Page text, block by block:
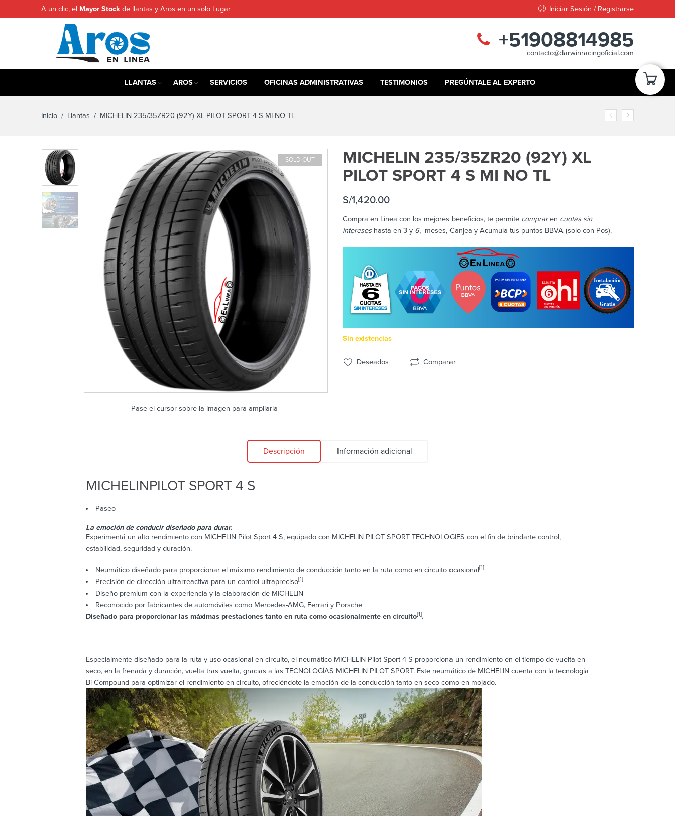
A un clic, el Mayor Stock de llantas y Aros en un solo Lugar Iniciar Sesión / Registrarse
+51908814985
contacto@darwinracingoficial.com
LLANTAS AROS SERVICIOS OFICINAS ADMINISTRATIVAS TESTIMONIOS PREGÚNTALE AL EXPERTO
Inicio / Llantas / MICHELIN 235/35ZR20 (92Y) XL PILOT SPORT 4 S MI NO TL
SOLD OUT
Pase el cursor sobre la imagen para ampliarla
MICHELIN 235/35ZR20 (92Y) XL
PILOT SPORT 4 S MI NO TL
S/1,420.00
Compra en Linea con los mejores beneficios, te permite compraren cuotas sin
intereseshasta en 3 y 6, meses, Canjea y Acumula tus puntos BBVA (solo con Pos).
Sin existencias
Deseados Comparar
Descripción Información adicional
MICHELINPILOT SPORT 4 S
Paseo
La emoción de conducir diseñado para durar.
Experimentá un alto rendimiento con MICHELIN Pilot Sport 4 S, equipado con MICHELIN PILOT SPORT TECHNOLOGIES con el fin de brindarte control,
estabilidad, seguridad y duración.
Neumático diseñado para proporcionar el máximo rendimiento de conducción tanto en la ruta como en circuito ocasional[1]
Precisión de dirección ultrarreactiva para un control ultrapreciso[1]
Diseño premium con la experiencia y la elaboración de MICHELIN
Reconocido por fabricantes de automóviles como Mercedes-AMG, Ferrari y Porsche
Diseñado para proporcionar las máximas prestaciones tanto en ruta como ocasionalmente en circuito[1].
Especialmente diseñado para la ruta y uso ocasional en circuito, el neumático MICHELIN Pilot Sport 4 S proporciona un rendimiento en el tiempo de vuelta en
seco, en la frenada y duración, vuelta tras vuelta, gracias a las TECNOLOGÍAS MICHELIN PILOT SPORT. Este neumático de MICHELIN cuenta con la tecnología
Bi-Compound para optimizar el rendimiento en circuito, ofreciéndote la emoción de la conducción tanto en seco como en mojado.